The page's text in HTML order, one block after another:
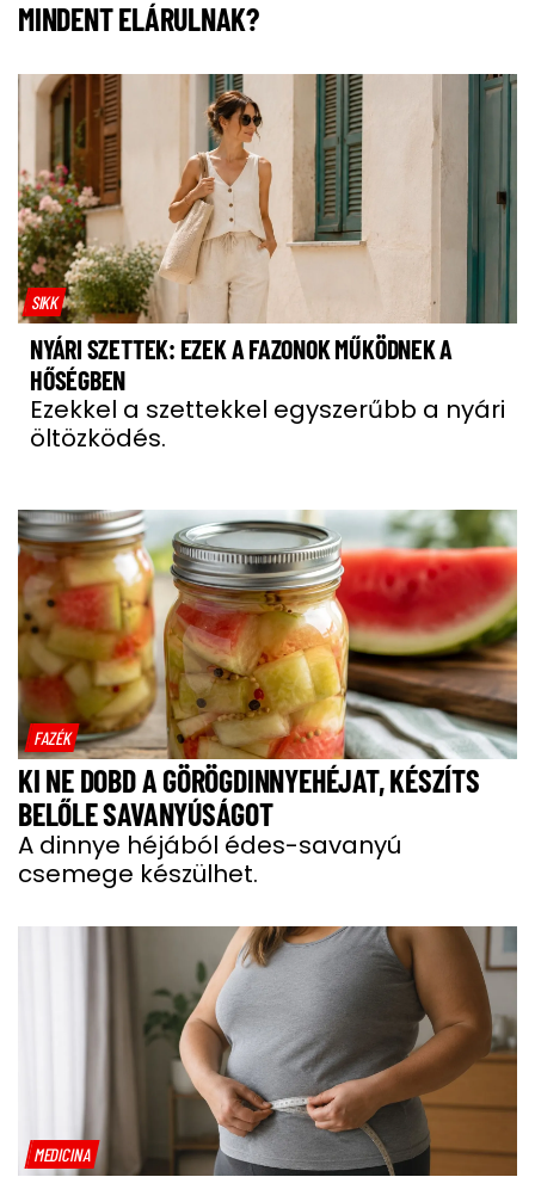
MINDENT ELÁRULNAK?
SIKK
NYÁRI SZETTEK: EZEK A FAZONOK MŰKÖDNEK A
HŐSÉGBEN
Ezekkel a szettekkel egyszerűbb a nyári
öltözködés.
FAZÉK
KI NE DOBD A GÖRÖGDINNYEHÉJAT, KÉSZÍTS
BELŐLE SAVANYÚSÁGOT
A dinnye héjából édes-savanyú
csemege készülhet.
MEDICINA